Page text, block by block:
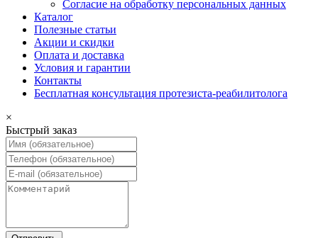
Согласие на обработку персональных данных
Каталог
Полезные статьи
Акции и скидки
Оплата и доставка
Условия и гарантии
Контакты
Бесплатная консультация протезиста-реабилитолога
×
Быстрый заказ